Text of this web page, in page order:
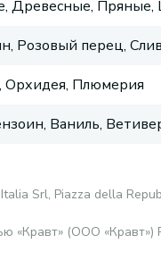
Древесные, Пряные,
Розовый перец,
Орхидея, Плюмерия
Ваниль,
Srl, Piazza della
«Кравт» (ООО «Кравт»)